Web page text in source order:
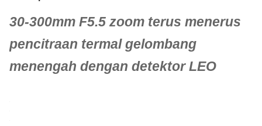
30-300mm F5.5 zoom terus menerus
pencitraan termal gelombang
menengah dengan detektor LEO